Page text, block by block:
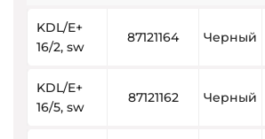
KDL/E+
16/2, sw
87121164 Черный
KDL/E+
16/5, sw
87121162 Черный